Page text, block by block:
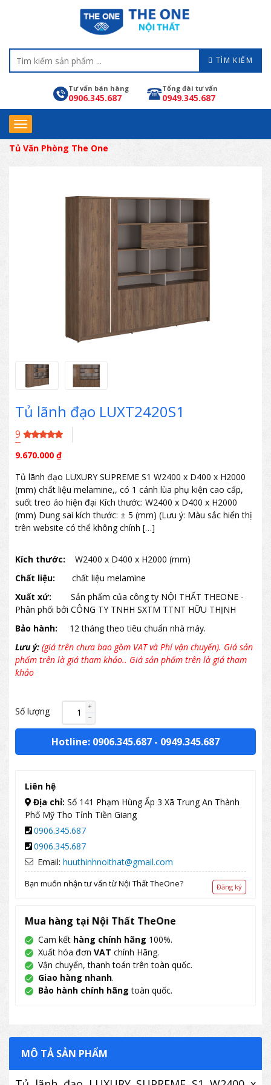
TÌM KIẾM
Tư vấn bán hàng
0906.345.687
Tổng đài tư vấn
0949.345.687
Tủ Văn Phòng The One
Tủ lãnh đạo LUXT2420S1
9
9.670.000 ₫
Tủ lãnh đạo LUXURY SUPREME S1 W2400 x D400 x H2000
(mm) chất liệu melamine,, có 1 cánh lùa phụ kiện cao cấp,
suốt treo áo hiện đại Kích thước: W2400 x D400 x H2000
(mm) Dung sai kích thước: ± 5 (mm) (Lưu ý: Màu sắc hiển thị
trên website có thể không chính […]
Kích thước: W2400 x D400 x H2000 (mm)
Chất liệu:
chất liệu melamine
Xuất xứ:
Sản phẩm của công ty NỘI THẤT THEONE -
Phân phối bởi CÔNG TY TNHH SXTM TTNT HỮU THỊNH
Bảo hành:
12 tháng theo tiêu chuẩn nhà máy.
Lưu ý: (giá trên chưa bao gồm VAT và Phí vận chuyển). Giá sản
phẩm trên là giá tham khảo.. Giá sản phẩm trên là giá tham
khảo
Số lượng
Hotline: 0906.345.687 - 0949.345.687
Liên hệ
Địa chỉ: Số 141 Phạm Hùng Ấp 3 Xã Trung An Thành
Phố Mỹ Tho Tỉnh Tiền Giang
0906.345.687
0906.345.687
Email: huuthinhnoithat@gmail.com
Bạn muốn nhận tư vấn từ Nội Thất TheOne? Đăng ký
Mua hàng tại Nội Thất TheOne
Cam kết hàng chính hãng 100%.
Xuất hóa đơn VAT chính Hãng.
Vận chuyển, thanh toán trên toàn quốc.
Giao hàng nhanh.
Bảo hành chính hãng toàn quốc.
MÔ TẢ SẢN PHẨM